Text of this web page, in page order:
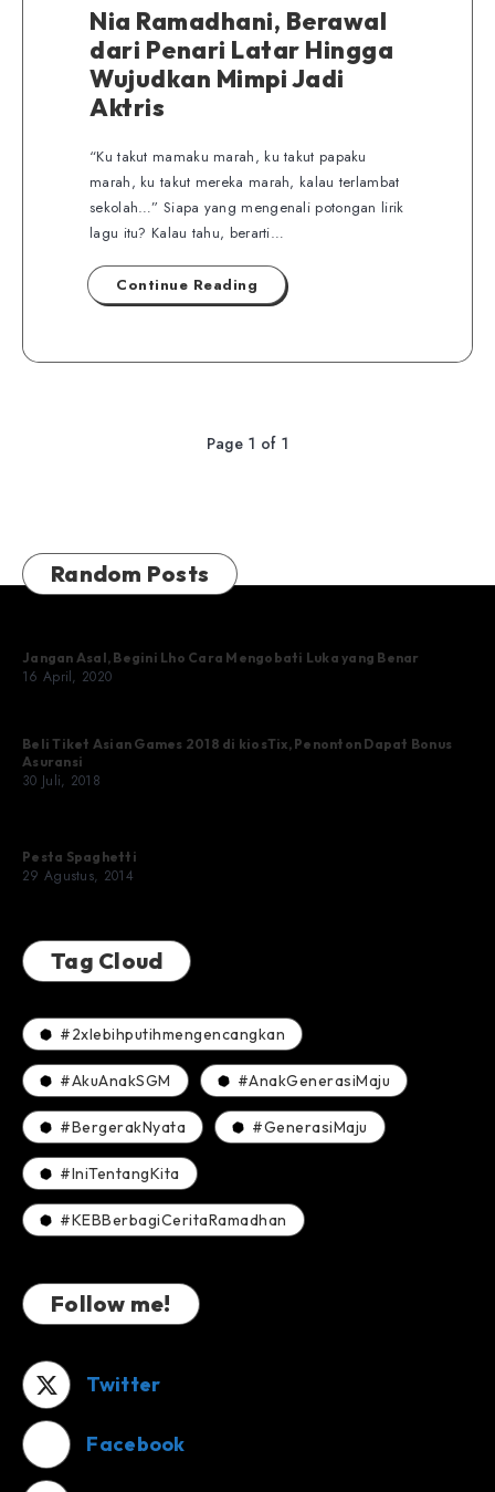
Nia Ramadhani, Berawal
dari Penari Latar Hingga
Wujudkan Mimpi Jadi
Aktris
“Ku takut mamaku marah, ku takut papaku
marah, ku takut mereka marah, kalau terlambat
sekolah…” Siapa yang mengenali potongan lirik
lagu itu? Kalau tahu, berarti…
Continue Reading
Page 1 of 1
Random Posts
Jangan Asal, Begini Lho Cara Mengobati Luka yang Benar
16 April, 2020
Beli Tiket Asian Games 2018 di kiosTix, Penonton Dapat Bonus
Asuransi
30 Juli, 2018
Pesta Spaghetti
29 Agustus, 2014
Tag Cloud
#2xlebihputihmengencangkan
#AkuAnakSGM #AnakGenerasiMaju
#BergerakNyata #GenerasiMaju
#IniTentangKita
#KEBBerbagiCeritaRamadhan
Follow me!
Twitter
Facebook